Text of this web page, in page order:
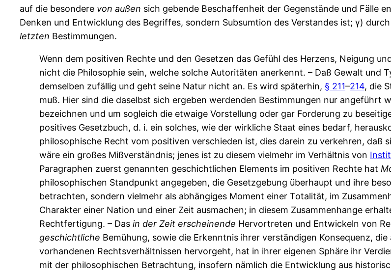
auf die besondere von außen sich gebende Beschaffenheit der Gegenstände und Fälle
Denken und Entwicklung des Begriffes, sondern Subsumtion des Verstandes ist; γ)
letzten Bestimmungen.
Wenn dem positiven Rechte und den Gesetzen das Gefühl des Herzens, Neigung
nicht die Philosophie sein, welche solche Autoritäten anerkennt. – Daß Gewalt und
demselben zufällig und geht seine Natur nicht an. Es wird späterhin, § 211–214, die
muß. Hier sind die daselbst sich ergeben werdenden Bestimmungen nur angeführt
bezeichnen und um sogleich die etwaige Vorstellung oder gar Forderung zu
positives Gesetzbuch, d. i. ein solches, wie der wirkliche Staat eines bedarf,
philosophische Recht vom positiven verschieden ist, dies darein zu verkehren, daß
wäre ein großes Mißverständnis; jenes ist zu diesem vielmehr im Verhältnis von
Paragraphen zuerst genannten geschichtlichen Elements im positiven Rechte hat
philosophischen Standpunkt angegeben, die Gesetzgebung überhaupt und ihre
betrachten, sondern vielmehr als abhängiges Moment einer Totalität, im
Charakter einer Nation und einer Zeit ausmachen; in diesem Zusammenhange
Rechtfertigung. – Das in der Zeit erscheinende Hervortreten und Entwickeln von
geschichtliche Bemühung, sowie die Erkenntnis ihrer verständigen Konsequenz,
vorhandenen Rechtsverhältnissen hervorgeht, hat in ihrer eigenen Sphäre ihr
mit der philosophischen Betrachtung, insofern nämlich die Entwicklung aus